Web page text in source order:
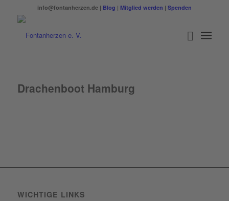
info@fontanherzen.de | Blog | Mitglied werden | Spenden
Drachenboot Hamburg
WICHTIGE LINKS